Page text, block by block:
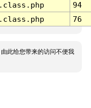
94
76
此给您带来的访问不便我